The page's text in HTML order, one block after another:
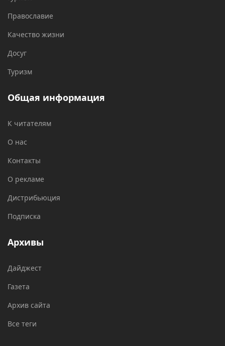
Православие
Качество жизни
Досуг
Туризм
Общая информация
К читателям
О нас
Контакты
О рекламе
Дистрибьюция
Подписка
Архивы
Дайджест
Газета
Архив сайта
Все теги